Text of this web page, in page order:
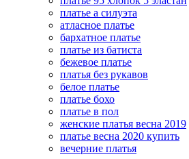
платье а силуэта
атласное платье
бархатное платье
платье из батиста
бежевое платье
платья без рукавов
белое платье
платье бохо
платье в пол
женские платья весна 2019
платье весна 2020 купить
вечерние платья